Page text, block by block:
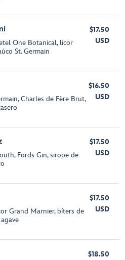
One Botanical, licor
St. Germain
$17.50
USD
Charles de Fère Brut,
$16.50
USD
Fords Gin, sirope de
$17.50
USD
Grand Marnier, bíters de
$17.50
USD
$18.50